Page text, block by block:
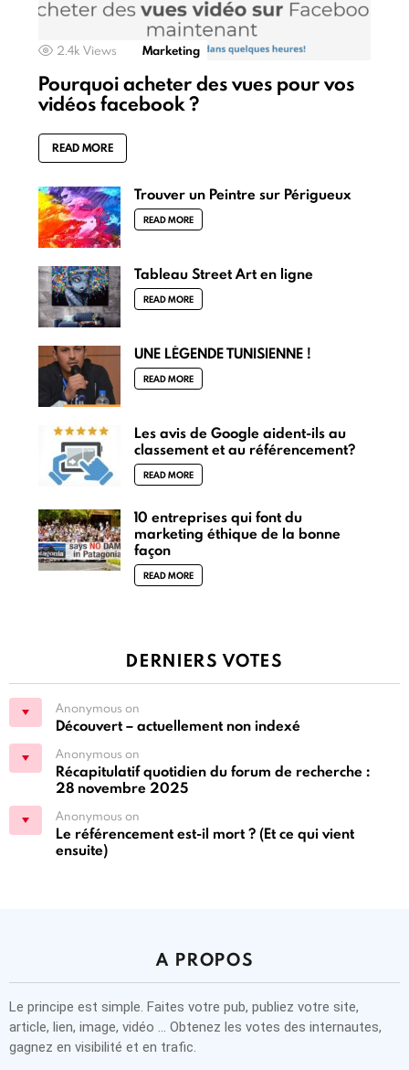
2.4k Views Marketing
Pourquoi acheter des vues pour vos
vidéos facebook ?
READ MORE
Trouver un Peintre sur Périgueux
READ MORE
Tableau Street Art en ligne
READ MORE
UNE LÉGENDE TUNISIENNE !
READ MORE
Les avis de Google aident-ils au
classement et au référencement?
READ MORE
10 entreprises qui font du
marketing éthique de la bonne
façon
READ MORE
DERNIERS VOTES
Anonymous on
Découvert – actuellement non indexé
Anonymous on
Récapitulatif quotidien du forum de recherche :
28 novembre 2025
Anonymous on
Le référencement est-il mort ? (Et ce qui vient
ensuite)
A PROPOS
Le principe est simple. Faites votre pub, publiez votre site,
article, lien, image, vidéo … Obtenez les votes des internautes,
gagnez en visibilité et en trafic.